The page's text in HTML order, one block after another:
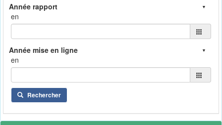
en
en
Rechercher